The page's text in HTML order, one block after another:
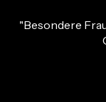
"Besondere